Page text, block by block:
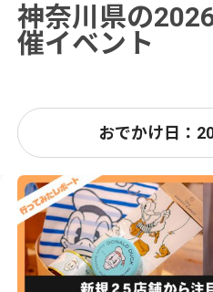
神奈川県の
催イベント
おでかけ日：